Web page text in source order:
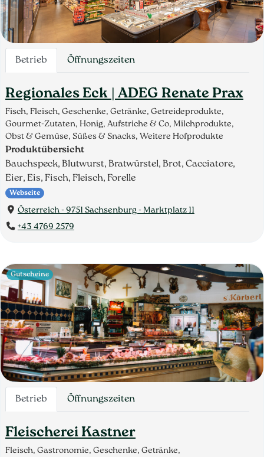
Betrieb Öffnungszeiten
Regionales Eck | ADEG Renate Prax
Fisch, Fleisch, Geschenke, Getränke, Getreideprodukte,
Gourmet-Zutaten, Honig, Aufstriche & Co, Milchprodukte,
Obst & Gemüse, Süßes & Snacks, Weitere Hofprodukte
Produktübersicht
Bauchspeck, Blutwurst, Bratwürstel, Brot, Cacciatore,
Eier, Eis, Fisch, Fleisch, Forelle
Webseite
Österreich - 9751 Sachsenburg - Marktplatz 11
+43 4769 2579
Betrieb Öffnungszeiten
Fleischerei Kastner
Fleisch, Gastronomie, Geschenke, Getränke,
Gutscheine